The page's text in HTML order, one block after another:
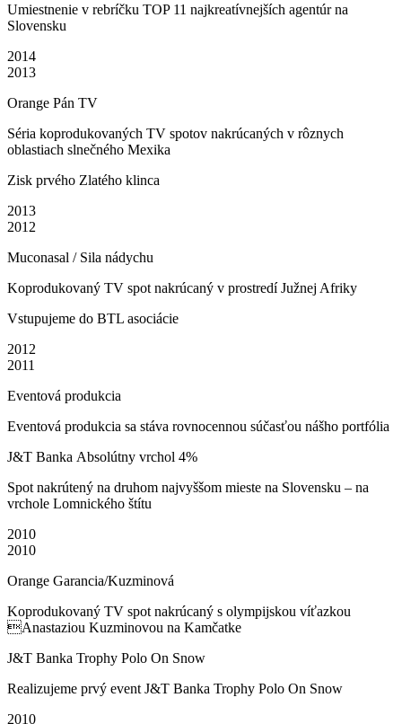
Umiestnenie v rebríčku TOP 11 najkreatívnejších agentúr na
Slovensku
2014
2013
Orange Pán TV
Séria koprodukovaných TV spotov nakrúcaných v rôznych
oblastiach slnečného Mexika
Zisk prvého Zlatého klinca
2013
2012
Muconasal / Sila nádychu
Koprodukovaný TV spot nakrúcaný v prostredí Južnej Afriky
Vstupujeme do BTL asociácie
2012
2011
Eventová produkcia
Eventová produkcia sa stáva rovnocennou súčasťou nášho portfólia
J&T Banka Absolútny vrchol 4%
Spot nakrútený na druhom najvyššom mieste na Slovensku – na
vrchole Lomnického štítu
2010
2010
Orange Garancia/Kuzminová
Koprodukovaný TV spot nakrúcaný s olympijskou víťazkou
Anastaziou Kuzminovou na Kamčatke
J&T Banka Trophy Polo On Snow
Realizujeme prvý event J&T Banka Trophy Polo On Snow
2010